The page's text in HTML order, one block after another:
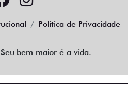
Política de Privacidade
bem maior é a vida.